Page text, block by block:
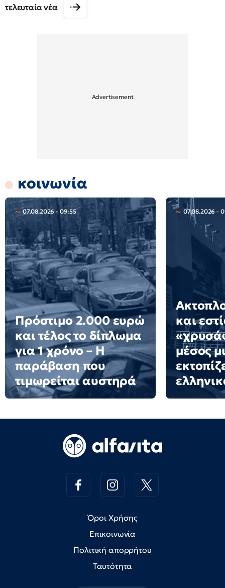
τελευταία νέα
κοινωνία
07.08.2026 - 09:55
Πρόστιμο 2.000 ευρώ
και τέλος το δίπλωμα
για 1 χρόνο – Η
παράβαση που
τιμωρείται αυστηρά
07.08.2026 -
και
μέσος
Όροι Χρήσης
Επικοινωνία
Πολιτική απορρήτου
Ταυτότητα